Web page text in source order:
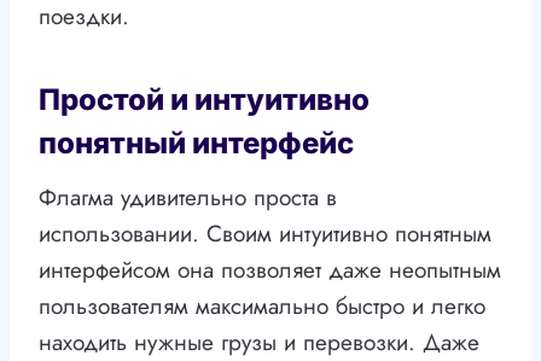
поездки.
Простой и интуитивно
понятный интерфейс
Флагма удивительно проста в
использовании. Своим интуитивно понятным
интерфейсом она позволяет даже неопытным
пользователям максимально быстро и легко
находить нужные грузы и перевозки. Даже